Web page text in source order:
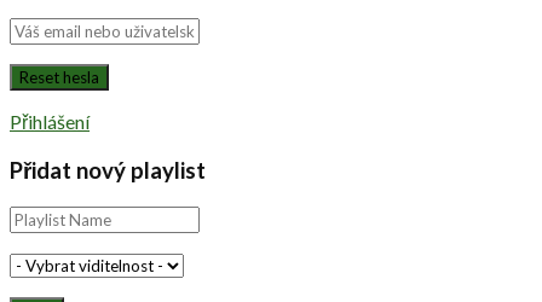
Přihlášení
Přidat nový playlist